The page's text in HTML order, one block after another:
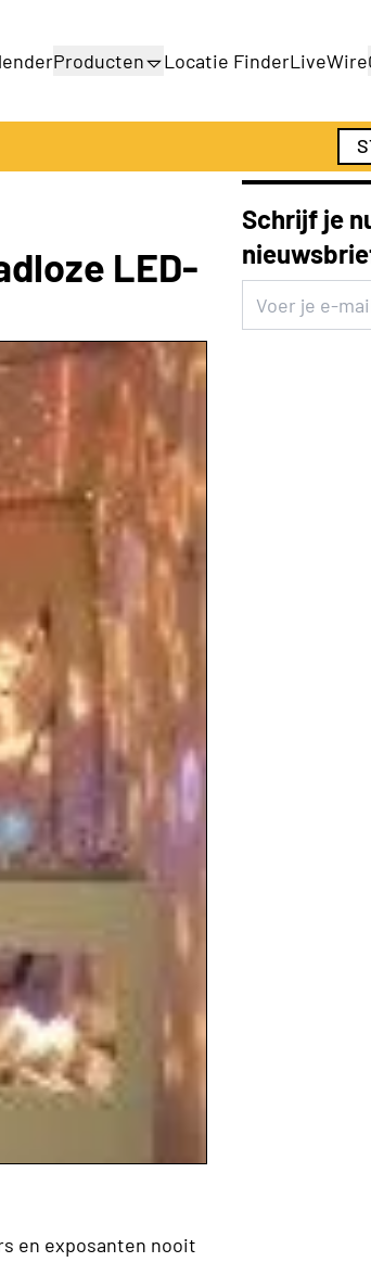
Producten
Productengids
Locatie FinderLiveWire
LED-
en exposanten nooit
Schrijf je